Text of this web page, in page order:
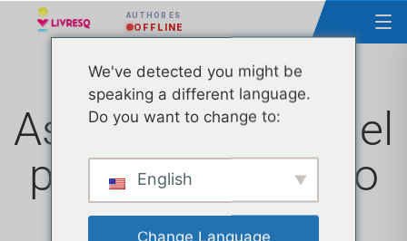
AUTHOR ES
OFFLINE
Ascendia, socio del
proyecto europeo
EMPASS, un
We've detected you might be
speaking a different language.
Do you want to change to:
English
Change Language